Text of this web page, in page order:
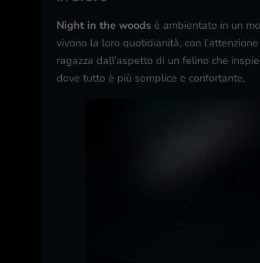
Night in the woods è ambientato in un
vivono la loro quotidianità, con
ragazza dall’aspetto di un felino che
dove tutto è più semplice e confortante.